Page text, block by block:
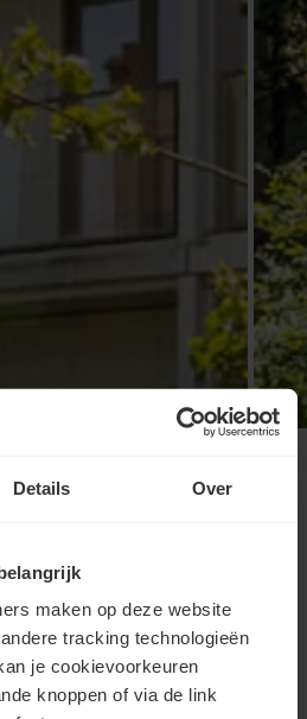
Details Over
maken op deze website
tracking technologieën
je cookievoorkeuren
knoppen of via de link
ons
deze woonst of wens je een
afspraak?
en we contacteren je zo snel